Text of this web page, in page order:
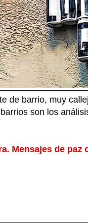
de barrio, muy
son los
Mensajes de paz